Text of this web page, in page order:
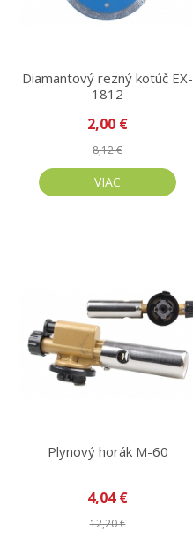
Diamantový rezný kotúč EX-
1812
2,00 €
8,12 €
VIAC
Plynový horák M-60
4,04 €
12,20 €